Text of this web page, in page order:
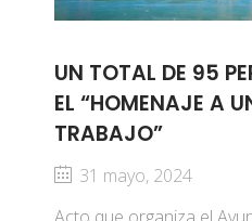
UN TOTAL DE 95
EL “HOMENAJE A
TRABAJO”
31 mayo, 2024